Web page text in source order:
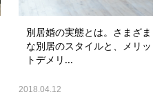
別居婚の実態とは。さまざま
な別居のスタイルと、メリッ
トデメリ...
2018.04.12